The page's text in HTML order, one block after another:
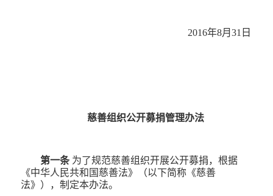
2016年8月31日
慈善组织公开募捐管理办法
第一条为了规范慈善组织开展公开募捐，根据
《中华人民共和国慈善法》（以下简称《慈善
法》），制定本办法。